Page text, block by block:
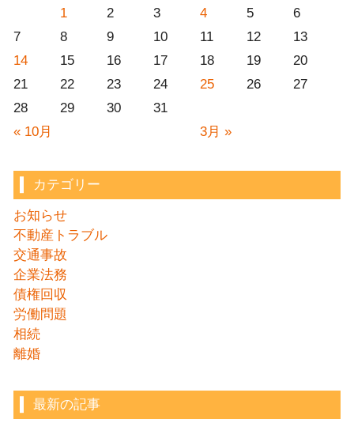
« 10月 3月 »
1 2 3 4 5
6
7
8 9 10 11 12
13
14
15 16 17 18 19
20
21
22 23 24 25 26
27
28
29 30 31
カテゴリー
お知らせ
不動産トラブル
交通事故
企業法務
債権回収
労働問題
相続
離婚
最新の記事